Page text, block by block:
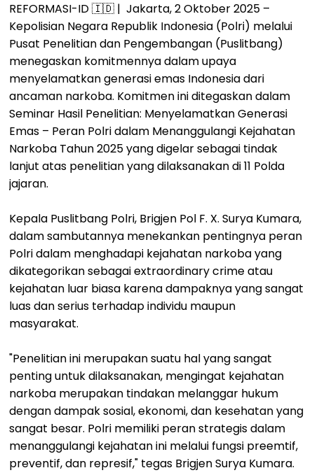
REFORMASI-ID 🇮🇩 | Jakarta, 2 Oktober 2025 –
Kepolisian Negara Republik Indonesia (Polri) melalui
Pusat Penelitian dan Pengembangan (Puslitbang)
menegaskan komitmennya dalam upaya
menyelamatkan generasi emas Indonesia dari
ancaman narkoba. Komitmen ini ditegaskan dalam
Seminar Hasil Penelitian: Menyelamatkan Generasi
Emas – Peran Polri dalam Menanggulangi Kejahatan
Narkoba Tahun 2025 yang digelar sebagai tindak
lanjut atas penelitian yang dilaksanakan di 11 Polda
jajaran.
Kepala Puslitbang Polri, Brigjen Pol F. X. Surya Kumara,
dalam sambutannya menekankan pentingnya peran
Polri dalam menghadapi kejahatan narkoba yang
dikategorikan sebagai extraordinary crime atau
kejahatan luar biasa karena dampaknya yang sangat
luas dan serius terhadap individu maupun
masyarakat.
"Penelitian ini merupakan suatu hal yang sangat
penting untuk dilaksanakan, mengingat kejahatan
narkoba merupakan tindakan melanggar hukum
dengan dampak sosial, ekonomi, dan kesehatan yang
sangat besar. Polri memiliki peran strategis dalam
menanggulangi kejahatan ini melalui fungsi preemtif,
preventif, dan represif," tegas Brigjen Surya Kumara.